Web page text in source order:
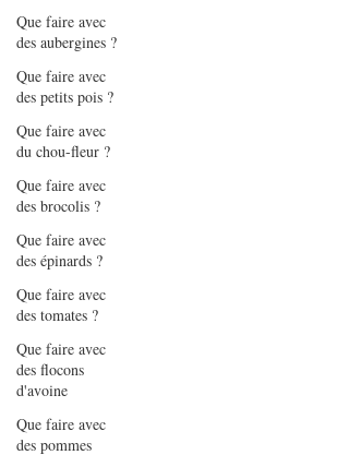
Que faire avec
des aubergines ?
Que faire avec
des petits pois ?
Que faire avec
du chou-fleur ?
Que faire avec
des brocolis ?
Que faire avec
des épinards ?
Que faire avec
des tomates ?
Que faire avec
des flocons
d'avoine
Que faire avec
des pommes